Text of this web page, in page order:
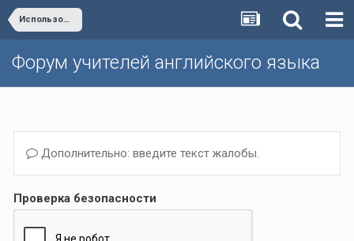
Использование интернет-ресурсов на уроке/Internet resources in the classroom
Форум учителей английского языка
Дополнительно: введите текст жалобы.
Проверка безопасности